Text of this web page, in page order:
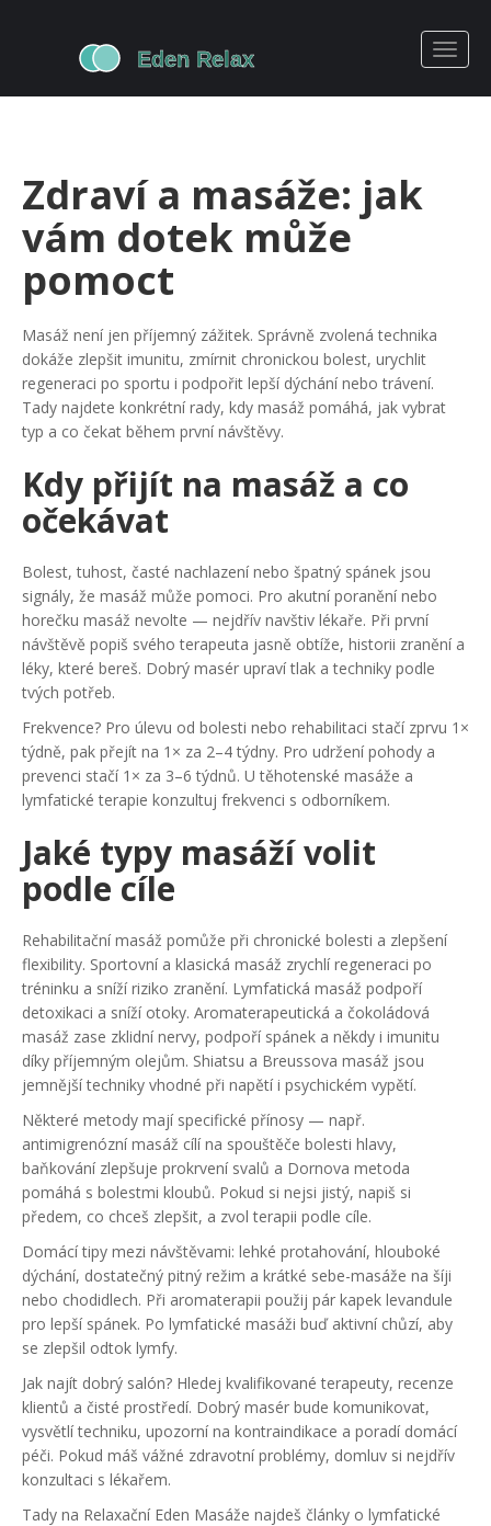
Zdraví a masáže: jak
vám dotek může
pomoct
Masáž není jen příjemný zážitek. Správně zvolená technika
dokáže zlepšit imunitu, zmírnit chronickou bolest, urychlit
regeneraci po sportu i podpořit lepší dýchání nebo trávení.
Tady najdete konkrétní rady, kdy masáž pomáhá, jak vybrat
typ a co čekat během první návštěvy.
Kdy přijít na masáž a co
očekávat
Bolest, tuhost, časté nachlazení nebo špatný spánek jsou
signály, že masáž může pomoci. Pro akutní poranění nebo
horečku masáž nevolte — nejdřív navštiv lékaře. Při první
návštěvě popiš svého terapeuta jasně obtíže, historii zranění a
léky, které bereš. Dobrý masér upraví tlak a techniky podle
tvých potřeb.
Frekvence? Pro úlevu od bolesti nebo rehabilitaci stačí zprvu 1×
týdně, pak přejít na 1× za 2–4 týdny. Pro udržení pohody a
prevenci stačí 1× za 3–6 týdnů. U těhotenské masáže a
lymfatické terapie konzultuj frekvenci s odborníkem.
Jaké typy masáží volit
podle cíle
Rehabilitační masáž pomůže při chronické bolesti a zlepšení
flexibility. Sportovní a klasická masáž zrychlí regeneraci po
tréninku a sníží riziko zranění. Lymfatická masáž podpoří
detoxikaci a sníží otoky. Aromaterapeutická a čokoládová
masáž zase zklidní nervy, podpoří spánek a někdy i imunitu
díky příjemným olejům. Shiatsu a Breussova masáž jsou
jemnější techniky vhodné při napětí i psychickém vypětí.
Některé metody mají specifické přínosy — např.
antimigrenózní masáž cílí na spouštěče bolesti hlavy,
baňkování zlepšuje prokrvení svalů a Dornova metoda
pomáhá s bolestmi kloubů. Pokud si nejsi jistý, napiš si
předem, co chceš zlepšit, a zvol terapii podle cíle.
Domácí tipy mezi návštěvami: lehké protahování, hlouboké
dýchání, dostatečný pitný režim a krátké sebe-masáže na šíji
nebo chodidlech. Při aromaterapii použij pár kapek levandule
pro lepší spánek. Po lymfatické masáži buď aktivní chůzí, aby
se zlepšil odtok lymfy.
Jak najít dobrý salón? Hledej kvalifikované terapeuty, recenze
klientů a čisté prostředí. Dobrý masér bude komunikovat,
vysvětlí techniku, upozorní na kontraindikace a poradí domácí
péči. Pokud máš vážné zdravotní problémy, domluv si nejdřív
konzultaci s lékařem.
Tady na Relaxační Eden Masáže najdeš články o lymfatické